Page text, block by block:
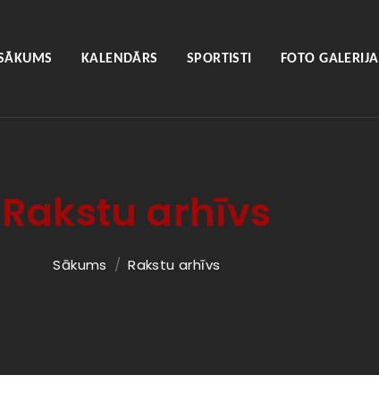
KALENDĀRS SPORTISTI FOTO GALERIJA
Rakstu arhīvs
Sākums Rakstu arhīvs